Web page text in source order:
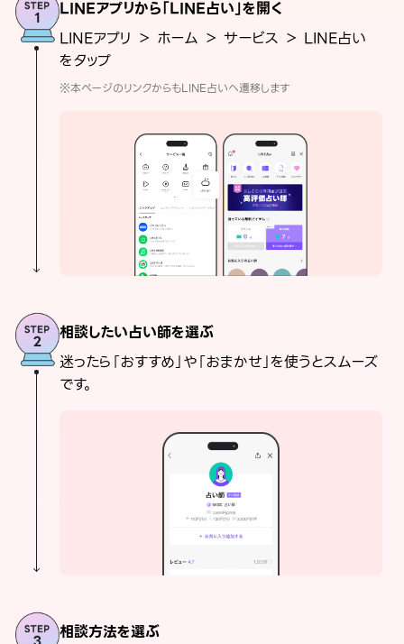
LINEアプリから「LINE占い」を開く
LINEアプリ ＞ ホーム ＞ サービス ＞ LINE占い
をタップ
※本ページのリンクからもLINE占いへ遷移します
相談したい占い師を選ぶ
迷ったら「おすすめ」や「おまかせ」を使うとスムーズ
です。
相談方法を選ぶ